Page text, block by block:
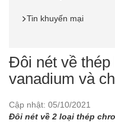
Tin khuyến mại
Đôi nét về
vanadium và
Cập nhật: 05/10/2021
Đôi nét về 2 loại thép